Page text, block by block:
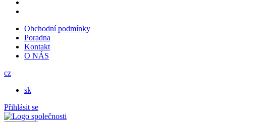
Obchodní podmínky
Poradna
Kontakt
O NÁS
cz
sk
Přihlásit se